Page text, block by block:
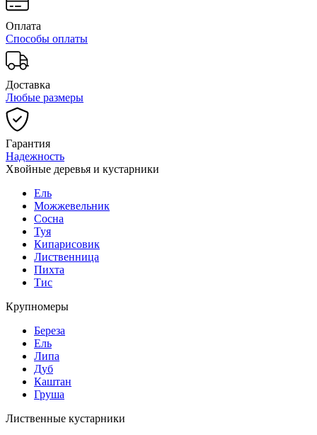
Оплата
Способы оплаты
Доставка
Любые размеры
Гарантия
Надежность
Хвойные деревья и кустарники
Ель
Можжевельник
Сосна
Туя
Кипарисовик
Лиственница
Пихта
Тис
Крупномеры
Береза
Ель
Липа
Дуб
Каштан
Груша
Лиственные кустарники